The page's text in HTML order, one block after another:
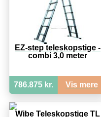
EZ-step teleskopstige -
combi 3,0 meter
786.875 kr. Vis mere
Wibe Teleskopstige TL